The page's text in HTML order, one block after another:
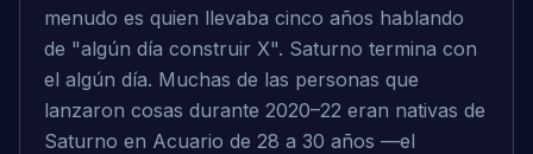
menudo es quien llevaba cinco años hablando
de "algún día construir X". Saturno termina con
el algún día. Muchas de las personas que
lanzaron cosas durante 2020–22 eran nativas de
Saturno en Acuario de 28 a 30 años —el